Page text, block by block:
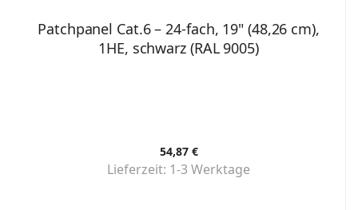
Patchpanel Cat.6 – 24-fach, 19" (48,26 cm),
1HE, schwarz (RAL 9005)
54,87 €
Lieferzeit: 1-3 Werktage